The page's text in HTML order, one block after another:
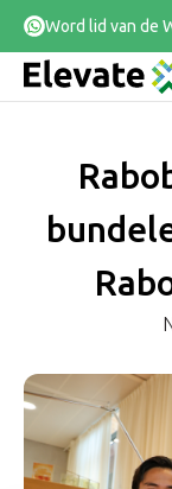
Word lid van de